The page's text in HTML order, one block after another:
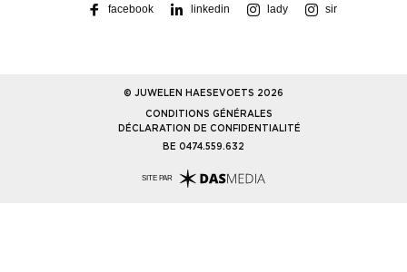
facebook linkedin lady sir
© JUWELEN HAESEVOETS 2026
CONDITIONS GÉNÉRALES
DÉCLARATION DE CONFIDENTIALITÉ
BE 0474.559.632
SITE PAR